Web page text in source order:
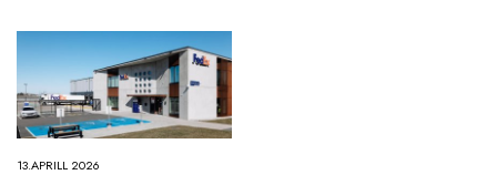
13.APRILL 2026